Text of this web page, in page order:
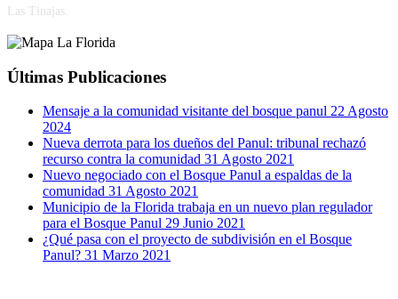
Las Tinajas.
Últimas Publicaciones
Mensaje a la comunidad visitante del bosque panul 22 Agosto
2024
Nueva derrota para los dueños del Panul: tribunal rechazó
recurso contra la comunidad 31 Agosto 2021
Nuevo negociado con el Bosque Panul a espaldas de la
comunidad 31 Agosto 2021
Municipio de la Florida trabaja en un nuevo plan regulador
para el Bosque Panul 29 Junio 2021
¿Qué pasa con el proyecto de subdivisión en el Bosque
Panul? 31 Marzo 2021